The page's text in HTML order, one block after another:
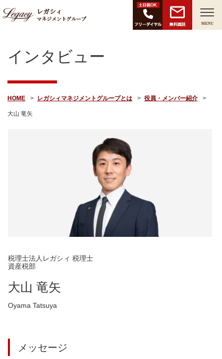
レガシィ
マネジメントグループ
無料面談 MENU
インタビュー
HOME レガシィマネジメントグループとは 役員・メンバー紹介
大山 竜矢
税理士法人レガシィ 税理士
資産税部
大山 竜矢
Oyama Tatsuya
メッセージ